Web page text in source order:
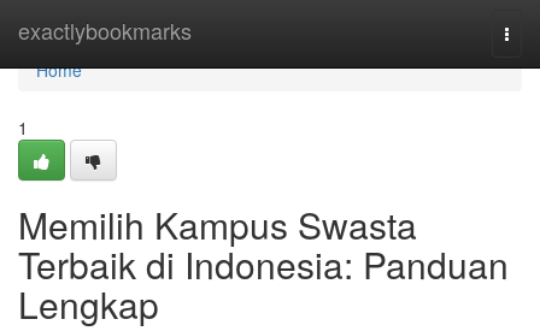
exactlybookmarks
Home
Home
1
Memilih Kampus Swasta
Terbaik di Indonesia: Panduan
Lengkap